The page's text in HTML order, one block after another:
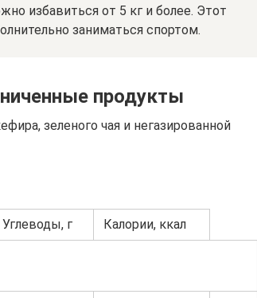
избавиться от 5 кг и более. Этот
заниматься спортом.
продукты
зеленого чая и негазированной
Углеводы, г Калории, ккал